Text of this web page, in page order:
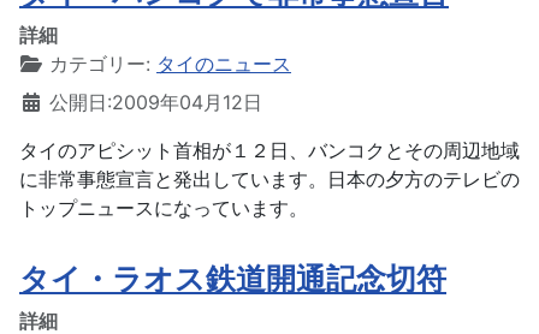
詳細
カテゴリー: タイのニュース
公開日:2009年04月12日
タイのアピシット首相が１２日、バンコクとその周辺地域
に非常事態宣言と発出しています。日本の夕方のテレビの
トップニュースになっています。
タイ・ラオス鉄道開通記念切符
詳細